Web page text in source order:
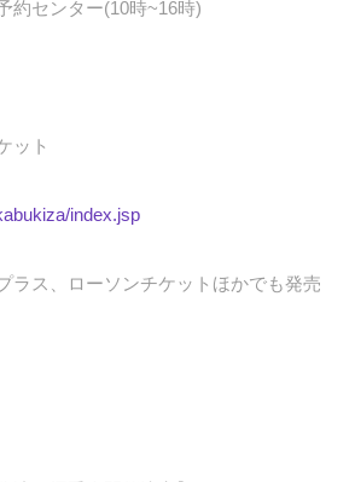
約センター(10時~16時)
ット
index.jsp
ラス、ローソンチケットほかでも発売